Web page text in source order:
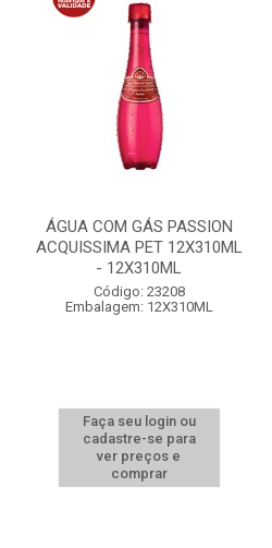
ÁGUA COM GÁS PASSION
ACQUISSIMA PET 12X310ML
- 12X310ML
Código: 23208
Embalagem: 12X310ML
Faça seu login ou
cadastre-se para
ver preços e
comprar